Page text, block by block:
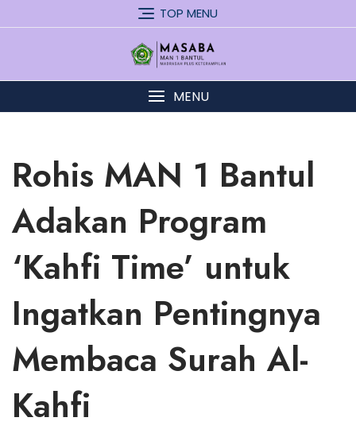
to
TOP MENU
MENU
Rohis MAN 1 Bantul
Adakan Program
‘Kahfi Time’ untuk
Ingatkan Pentingnya
Membaca Surah Al-
Kahfi